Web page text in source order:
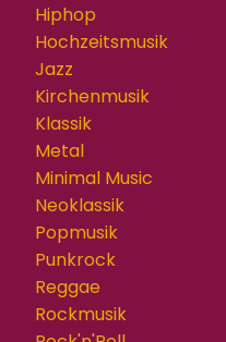
Hiphop
Hochzeitsmusik
Jazz
Kirchenmusik
Klassik
Metal
Minimal Music
Neoklassik
Popmusik
Punkrock
Reggae
Rockmusik